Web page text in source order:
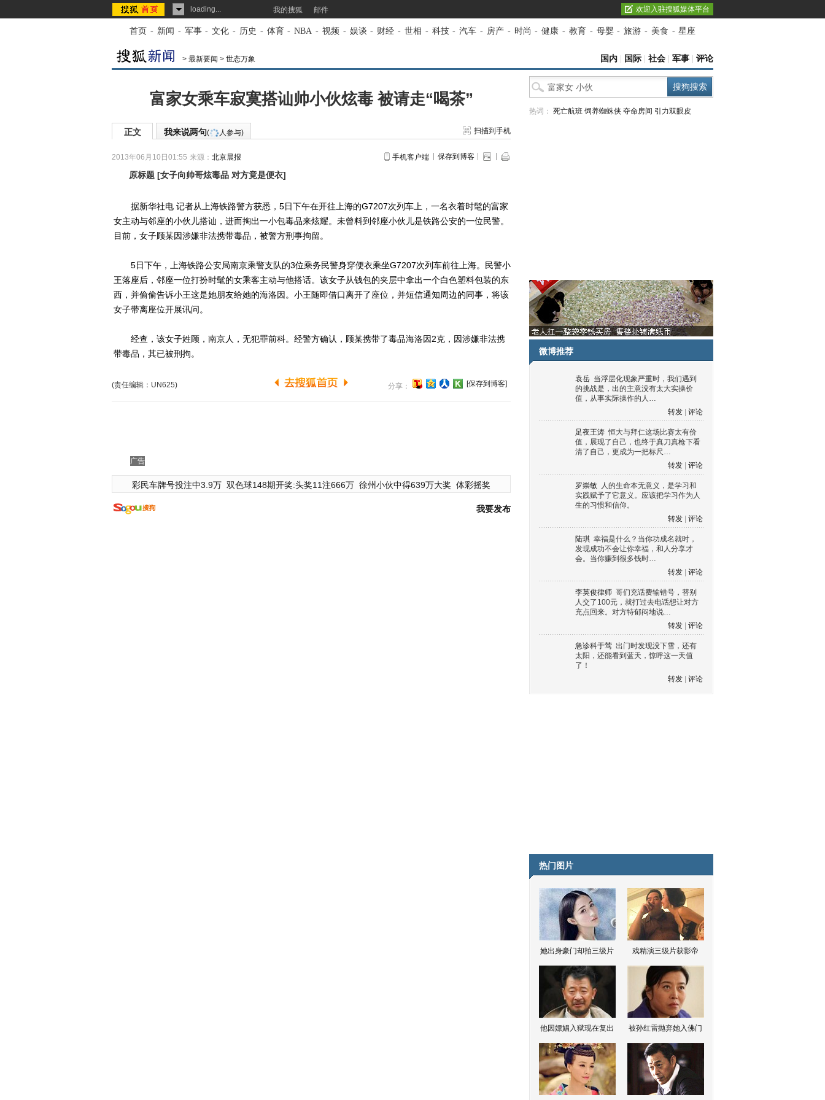
loading... 我的搜狐 邮件 欢迎入驻搜狐媒体平台
首页 - 新闻 - 军事 - 文化 - 历史 - 体育 - NBA - 视频 - 娱谈 - 财经 - 世相 - 科技 - 汽车 - 房产 - 时尚 - 健康 - 教育 - 母婴 - 旅游 - 美食 - 星座
> 最新要闻 > 世态万象 国内 国际 社会 军事 评论
富家女乘车寂寞搭讪帅小伙炫毒 被请走“喝茶”
正文 我来说两句( 人参与) 扫描到手机
2013年06月10日01:55 来源： 北京晨报 手机客户端 保存到博客
原标题 [女子向帅哥炫毒品 对方竟是便衣]
据新华社电 记者从上海铁路警方获悉，5日下午在开往上海的G7207次列车上，一名衣着时髦的富家
女主动与邻座的小伙儿搭讪，进而掏出一小包毒品来炫耀。未曾料到邻座小伙儿是铁路公安的一位民警。
目前，女子顾某因涉嫌非法携带毒品，被警方刑事拘留。
5日下午，上海铁路公安局南京乘警支队的3位乘务民警身穿便衣乘坐G7207次列车前往上海。民警小
王落座后，邻座一位打扮时髦的女乘客主动与他搭话。该女子从钱包的夹层中拿出一个白色塑料包装的东
西，并偷偷告诉小王这是她朋友给她的海洛因。小王随即借口离开了座位，并短信通知周边的同事，将该
女子带离座位开展讯问。
经查，该女子姓顾，南京人，无犯罪前科。经警方确认，顾某携带了毒品海洛因2克，因涉嫌非法携
带毒品，其已被刑拘。
(责任编辑：UN625) 分享： [保存到博客]
广告
彩民车牌号投注中3.9万 双色球148期开奖:头奖11注666万 徐州小伙中得639万大奖 体彩摇奖
我要发布
热词： 死亡航班 饲养蜘蛛侠 夺命房间 引力双眼皮
微博推荐
袁岳 当浮层化现象严重时，我们遇到
的挑战是，出的主意没有太大实操价
值，从事实际操作的人…
转发
评论
足夜王涛 恒大与拜仁这场比赛太有价
值，展现了自己，也终于真刀真枪下看
清了自己，更成为一把标尺…
转发
评论
罗崇敏 人的生命本无意义，是学习和
实践赋予了它意义。应该把学习作为人
生的习惯和信仰。
转发
评论
陆琪 幸福是什么？当你功成名就时，
发现成功不会让你幸福，和人分享才
会。当你赚到很多钱时…
转发
评论
李英俊律师 哥们充话费输错号，替别
人交了100元，就打过去电话想让对方
充点回来。对方特郁闷地说…
转发
评论
急诊科于莺 出门时发现没下雪，还有
太阳，还能看到蓝天，惊呼这一天值
了！
转发
评论
热门图片
她出身豪门却拍三级片 戏精演三级片获影帝
他因嫖娼入狱现在复出 被孙红雷抛弃她入佛门